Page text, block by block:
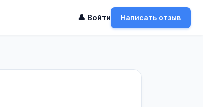
👤 Войти Написать отзыв